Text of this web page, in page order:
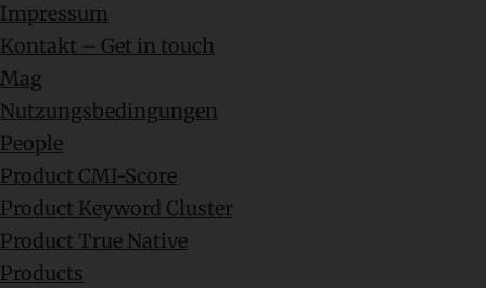
Impressum
Kontakt – Get in touch
Mag
Nutzungsbedingungen
People
Product CMI-Score
Product Keyword Cluster
Product True Native
Products